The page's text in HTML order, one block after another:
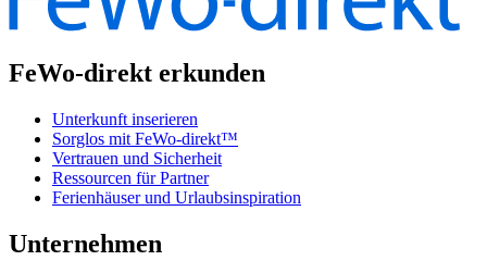
FeWo-direkt erkunden
Unterkunft inserieren
Sorglos mit FeWo-direkt™
Vertrauen und Sicherheit
Ressourcen für Partner
Ferienhäuser und Urlaubsinspiration
Unternehmen